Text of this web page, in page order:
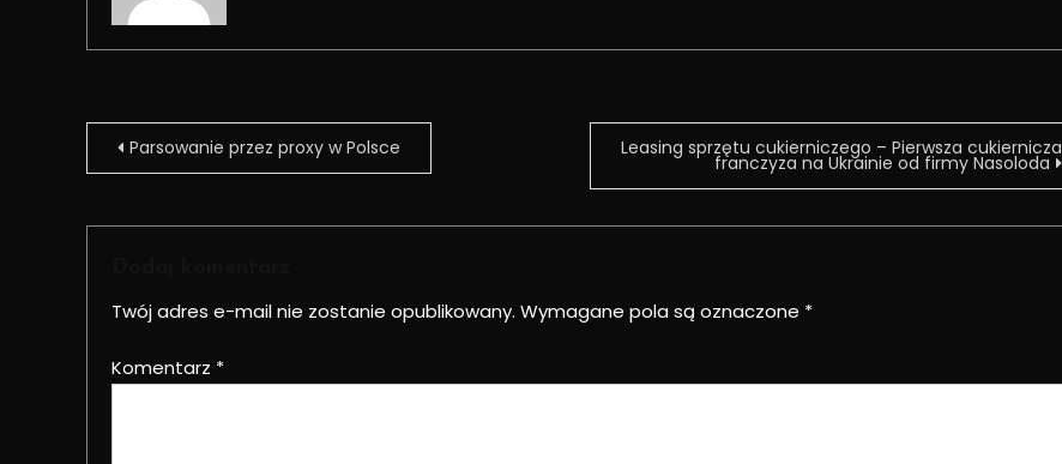
Nawigacja
Parsowanie przez proxy w Polsce Leasing sprzętu cukierniczego – Pierwsza cukiernicza
franczyza na Ukrainie od firmy Nasoloda
Twój adres e-mail nie zostanie opublikowany. Wymagane pola są oznaczone *
Komentarz *